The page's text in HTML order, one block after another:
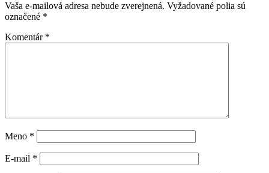
Vaša e-mailová adresa nebude zverejnená. Vyžadované polia sú
označené *
Komentár *
Meno *
E-mail *